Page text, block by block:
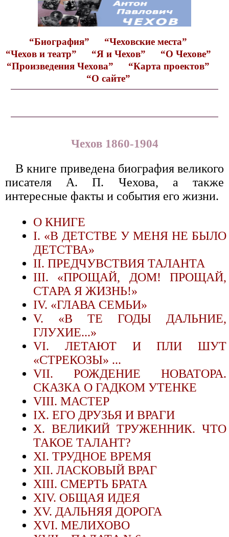
“Биография”
“Чеховские места”
“Чехов и театр”
“Я и Чехов”
“О Чехове”
“Произведения Чехова”
“Карта проектов”
“О сайте”
Чехов 1860-1904
В книге приведена биография великого
писателя А. П. Чехова, а также
интересные факты и события его жизни.
О КНИГЕ
I. «В ДЕТСТВЕ У МЕНЯ НЕ БЫЛО
ДЕТСТВА»
II. ПРЕДЧУВСТВИЯ ТАЛАНТА
III. «ПРОЩАЙ, ДОМ! ПРОЩАЙ,
СТАРА Я ЖИЗНЬ!»
IV. «ГЛАВА СЕМЬИ»
V. «В ТЕ ГОДЫ ДАЛЬНИЕ,
ГЛУХИЕ...»
VI. ЛЕТАЮТ И ПЛИ ШУТ
«СТРЕКОЗЫ» ...
VII. РОЖДЕНИЕ НОВАТОРА.
СКАЗКА О ГАДКОМ УТЕНКЕ
VIII. МАСТЕР
IX. ЕГО ДРУЗЬЯ И ВРАГИ
X. ВЕЛИКИЙ ТРУЖЕННИК. ЧТО
ТАКОЕ ТАЛАНТ?
XI. ТРУДНОЕ ВРЕМЯ
XII. ЛАСКОВЫЙ ВРАГ
XIII. СМЕРТЬ БРАТА
XIV. ОБЩАЯ ИДЕЯ
XV. ДАЛЬНЯЯ ДОРОГА
XVI. МЕЛИХОВО